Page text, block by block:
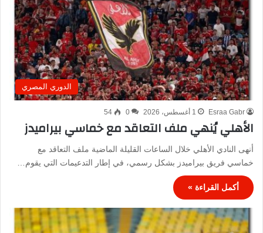
الدوري المصري
Esraa Gabr 1 أغسطس، 2026 0
54
الأهلي يُنهي ملف التعاقد مع خماسي بيراميدز
أنهى النادي الأهلي خلال الساعات القليلة الماضية ملف التعاقد مع
خماسي فريق بيراميدز بشكل رسمي، في إطار التدعيمات التي يقوم…
أكمل القراءة »